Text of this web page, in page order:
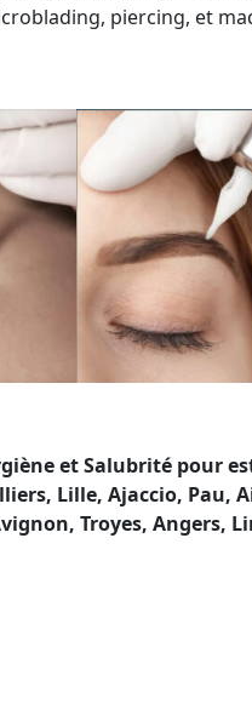
piercing, et
et Salubrité pour
Lille, Ajaccio,
Troyes, Angers,